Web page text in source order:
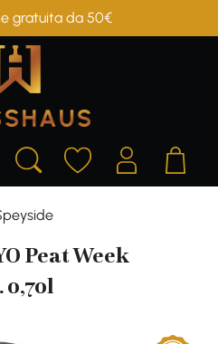
gratuita da 50€
Peat Week
0,70l